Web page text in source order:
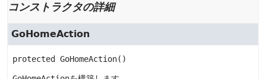
コンストラクタの詳細
GoHomeAction
protected GoHomeAction()